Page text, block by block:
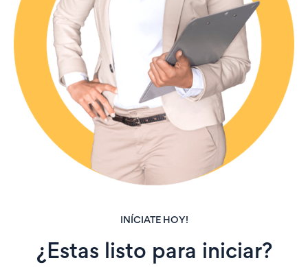
INÍCIATE HOY!
¿Estas listo para iniciar?